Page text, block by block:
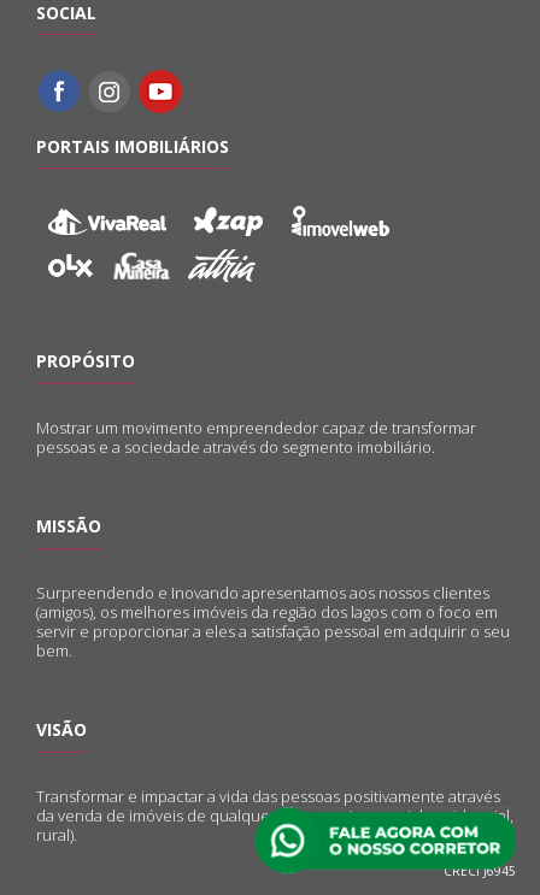
SOCIAL
PORTAIS IMOBILIÁRIOS
PROPÓSITO
Mostrar um movimento empreendedor capaz de transformar
pessoas e a sociedade através do segmento imobiliário.
MISSÃO
Surpreendendo e Inovando apresentamos aos nossos clientes
(amigos), os melhores imóveis da região dos lagos com o foco em
servir e proporcionar a eles a satisfação pessoal em adquirir o seu
bem.
VISÃO
Transformar e impactar a vida das pessoas positivamente através
da venda de imóveis de qualquer natureza (comercial, residencial,
rural).
CRECI J6945